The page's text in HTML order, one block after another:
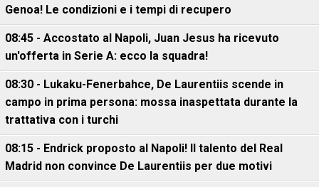
Genoa! Le condizioni e i tempi di recupero
08:45 - Accostato al Napoli, Juan Jesus ha ricevuto
un'offerta in Serie A: ecco la squadra!
08:30 - Lukaku-Fenerbahce, De Laurentiis scende in
campo in prima persona: mossa inaspettata durante la
trattativa con i turchi
08:15 - Endrick proposto al Napoli! Il talento del Real
Madrid non convince De Laurentiis per due motivi